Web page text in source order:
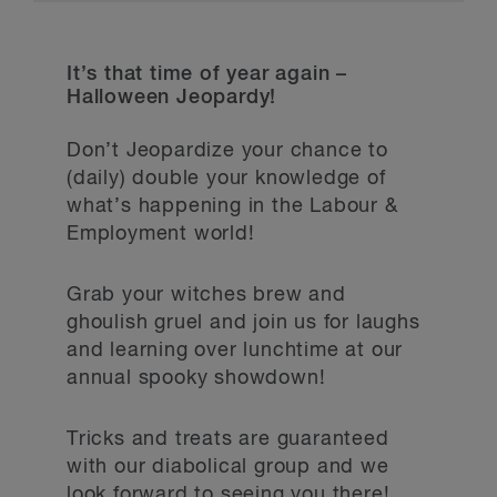
It’s that time of year again –
Halloween Jeopardy!
Don’t Jeopardize your chance to
(daily) double your knowledge of
what’s happening in the Labour &
Employment world!
Grab your witches brew and
ghoulish gruel and join us for laughs
and learning over lunchtime at our
annual spooky showdown!
Tricks and treats are guaranteed
with our diabolical group and we